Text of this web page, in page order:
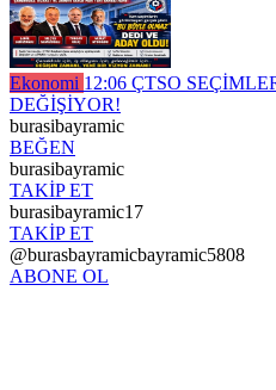
Ekonomi 12:06 ÇTSO
DEĞİŞİYOR!
burasibayramic
BEĞEN
burasibayramic
TAKİP ET
burasibayramic17
TAKİP ET
@burasbayramicbayramic5808
ABONE OL